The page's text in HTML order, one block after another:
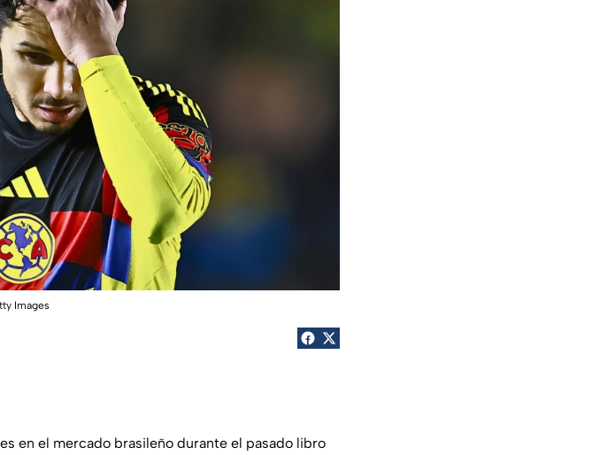
Images
en el mercado brasileño durante el pasado libro